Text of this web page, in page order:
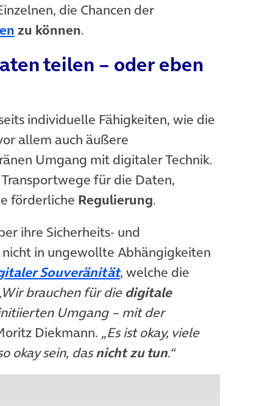
die Chancen der
(öffnet in neuem Tab)
zu können.
teilen – oder eben
individuelle Fähigkeiten, wie die
allem auch äußere
Umgang mit digitaler Technik.
für die Daten,
förderliche Regulierung.
ihre Sicherheits- und
in ungewollte Abhängigkeiten
Souveränität(öffnet in neuem Tab)
, welche die
brauchen für die digitale
Umgang – mit der
Diekmann. „Es ist okay, viele
okay sein, dasnicht zu tun.“